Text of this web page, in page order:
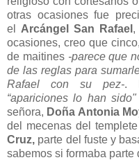
otras ocasiones fue
el Arcángel San Rafael ,
ocasiones, creo que
de maitines -parece que
de las reglas para
Rafael con su pez-.
“apariciones lo han sido"
señora, Doña Antonia
del mecenas del
Cruz, parte del fuste y
sabemos si formaba